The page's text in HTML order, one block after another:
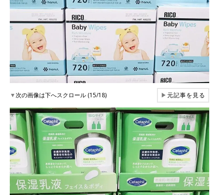
▼次の画像は下へスクロール (15/18) ▶元記事を見る